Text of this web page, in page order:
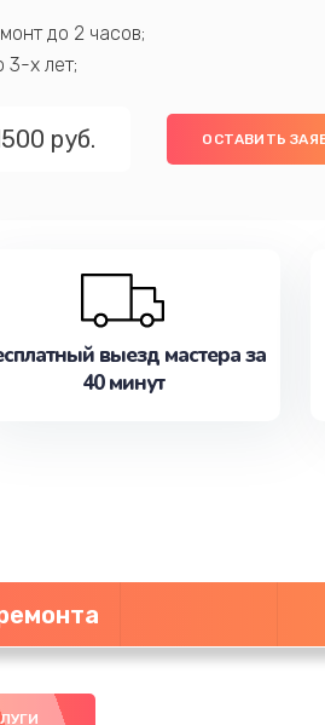
до 2 часов;
3-х лет;
руб. ОСТАВИТЬ
выезд мастера за
40 минут